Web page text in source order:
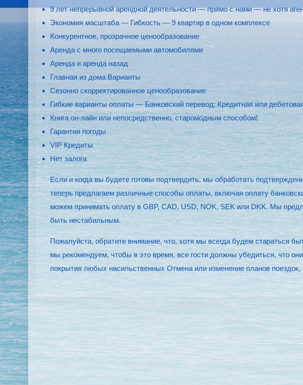
9 лет непрерывной арендной деятельности — прямо с нами — не хотя
Экономия масштаба — Гибкость — 9 квартир в одном комплексе
Конкурентное, прозрачное ценообразование
Аренда с много посещаемыми автомобилями
Аренда и аренда назад
Главная из дома Варианты
Сезонно скорректированное ценообразование
Гибкие варианты оплаты — Банковский перевод; Кредитная или
Книга он-лайн или непосредственно, старомодным способом!
Гарантия погоды
VIP Кредиты
Нет залога
Если и когда вы будете готовы подтвердить, мы обработать
теперь предлагаем различные способы оплаты, включая оплату
можем принимать оплату в GBP, CAD, USD, NOK, SEK или DKK. Мы
быть нестабильным.
Пожалуйста, обратите внимание, что, хотя мы всегда будем стараться
мы рекомендуем, чтобы в это время, все гости должны убедиться, что
покрытия любых насильственных Отмена или изменение планов